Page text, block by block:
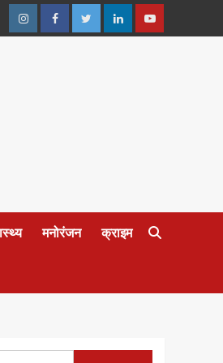
InstagramFacebookTwitterLinkedinYoutube
मनोरंजन क्राइम